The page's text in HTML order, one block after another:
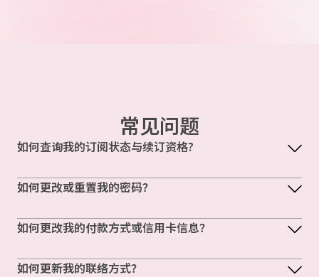
常见问题
如何查询我的订阅状态与续订资格?
如何更改或重置我的密码？
如何更改我的付款方式或信用卡信息？
如何更新我的联络方式？